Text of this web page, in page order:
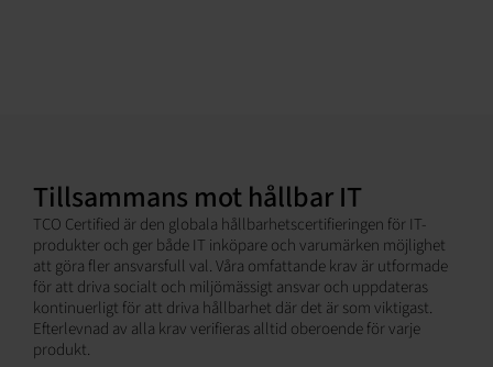
Tillsammans mot hållbar IT
TCO Certified är den globala hållbarhetscertifieringen för IT-
produkter och ger både IT inköpare och varumärken möjlighet
att göra fler ansvarsfull val. Våra omfattande krav är utformade
för att driva socialt och miljömässigt ansvar och uppdateras
kontinuerligt för att driva hållbarhet där det är som viktigast.
Efterlevnad av alla krav verifieras alltid oberoende för varje
produkt.